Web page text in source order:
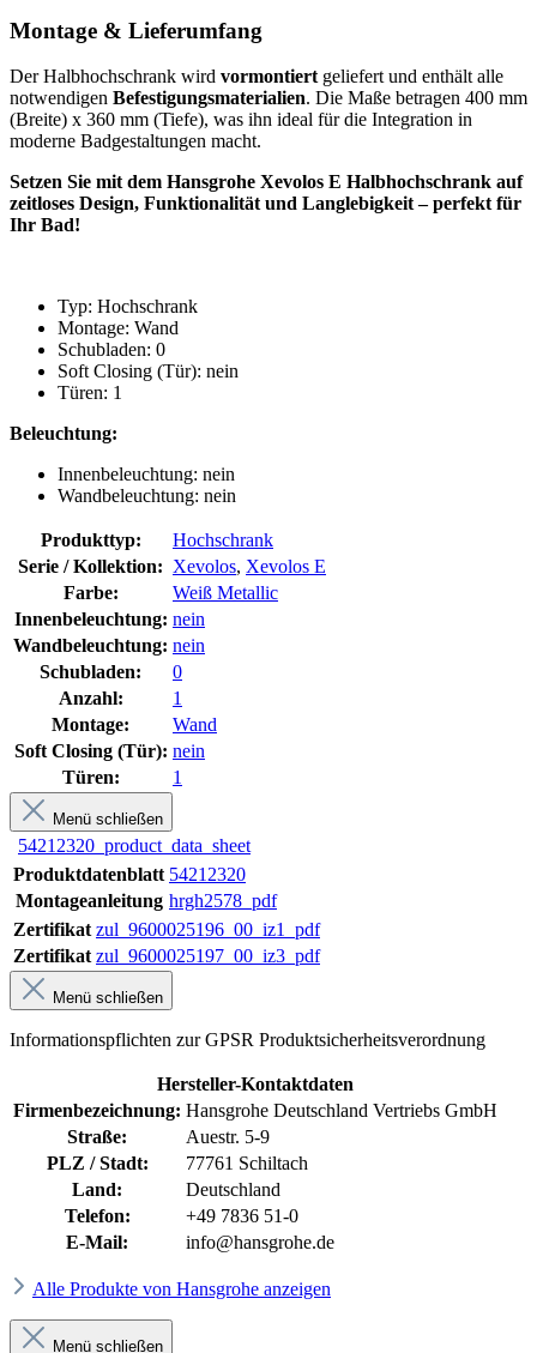
Montage & Lieferumfang
Der Halbhochschrank wird vormontiert geliefert und enthält alle
notwendigen Befestigungsmaterialien. Die Maße betragen 400 mm
(Breite) x 360 mm (Tiefe), was ihn ideal für die Integration in
moderne Badgestaltungen macht.
Setzen Sie mit dem Hansgrohe Xevolos E Halbhochschrank auf
zeitloses Design, Funktionalität und Langlebigkeit – perfekt für
Ihr Bad!
Typ: Hochschrank
Montage: Wand
Schubladen: 0
Soft Closing (Tür): nein
Türen: 1
Beleuchtung:
Innenbeleuchtung: nein
Wandbeleuchtung: nein
Produkttyp:
Hochschrank
Serie / Kollektion: Xevolos, Xevolos E
Farbe:
Weiß Metallic
Innenbeleuchtung: nein
Wandbeleuchtung: nein
Schubladen:
0
Anzahl:
1
Montage:
Wand
Soft Closing (Tür): nein
Türen:
1
Menü schließen
54212320_product_data_sheet
Produktdatenblatt 54212320
Montageanleitung hrgh2578_pdf
Zertifikat zul_9600025196_00_iz1_pdf
Zertifikat zul_9600025197_00_iz3_pdf
Menü schließen
Informationspflichten zur GPSR Produktsicherheitsverordnung
Hersteller-Kontaktdaten
Firmenbezeichnung: Hansgrohe Deutschland Vertriebs GmbH
Straße:
Auestr. 5-9
PLZ / Stadt:
77761 Schiltach
Land:
Deutschland
Telefon:
+49 7836 51-0
E-Mail:
info@hansgrohe.de
Alle Produkte von Hansgrohe anzeigen
Menü schließen